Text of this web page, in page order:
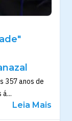
357 anos de
Leia Mais